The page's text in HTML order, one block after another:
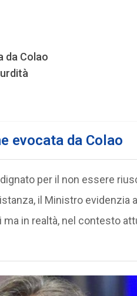
da Colao
evocata da Colao
per il non essere
il Ministro evidenzia
in realtà, nel contesto